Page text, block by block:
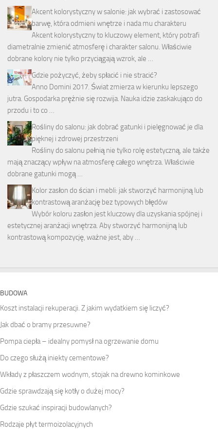
Akcent kolorystyczny w salonie: jak wybrać i zastosować
barwę, która odmieni wnętrze i nada mu charakteru
Akcent kolorystyczny to kluczowy element, który potrafi
diametralnie zmienić atmosferę i charakter salonu. Właściwie
dobrane kolory nie tylko przyciągają wzrok, ale …
Gdzie pożyczyć, żeby spłacić i nie stracić?
Anno Domini 2017. Świat zmierza w kierunku lepszego
jutra. Gospodarka prężnie się rozwija. Nauka idzie zaskakująco do
przodu i to co …
Rośliny do salonu: jak dobrać gatunki i pielęgnować je dla
pięknej i zdrowej przestrzeni
Rośliny do salonu pełnią nie tylko rolę estetyczną, ale także
mają znaczący wpływ na atmosferę całego wnętrza. Właściwie
dobrane gatunki mogą …
Kolor zasłon do ścian i mebli: jak stworzyć harmonijną lub
kontrastową aranżację bez typowych błędów
Wybór koloru zasłon jest kluczowy dla uzyskania spójnej i
estetycznej aranżacji wnętrza. Aby stworzyć harmonijną lub
kontrastową kompozycję, ważne jest, aby …
BUDOWA
Koszt instalacji rekuperacji. Z jakim wydatkiem się liczyć?
Jak dbać o bramy przesuwne?
Pompa ciepła – idealny pomysł na ogrzewanie domu
Do czego służą iniekty cementowe?
Wkłady z płaszczem wodnym, stojak na drewno kominkowe
Gdzie sprawdzają się kotły o dużej mocy?
Gdzie szukać inspiracji budowlanych?
Rodzaje płyt termoizolacyjnych